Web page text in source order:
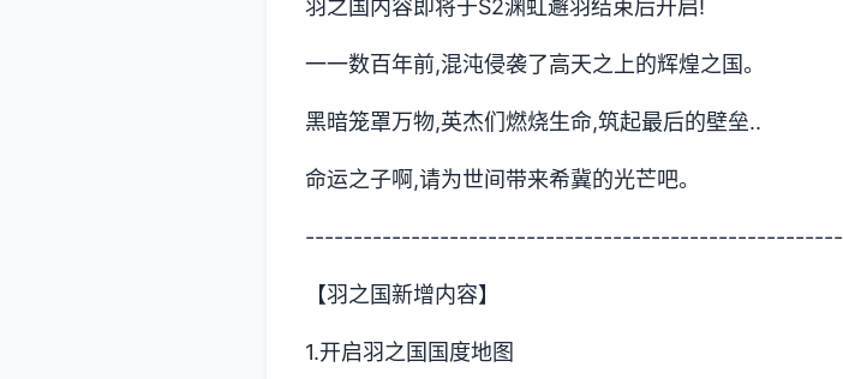
羽之国内容即将于S2渊虹邂羽结束后开启!
一一数百年前,混沌侵袭了高天之上的辉煌之国。
黑暗笼罩万物,英杰们燃烧生命,筑起最后的壁垒..
命运之子啊,请为世间带来希冀的光芒吧。
--------------------------------------------------------
【羽之国新增内容】
1.开启羽之国国度地图